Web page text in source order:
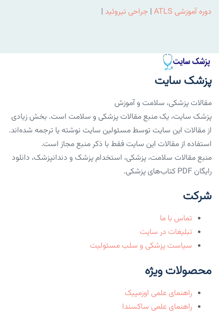
دوره آموزشی ATLS | جراحی تیروئید |
پزشک سایت
مقالات پزشکی، سلامت و آموزش
پزشک سایت، یک منبع مقالات پزشکی و سلامت است. بخش زیادی
از مقالات این سایت توسط مسئولین سایت نوشته یا ترجمه شده‌اند.
استفاده از مقالات این سایت فقط با ذکر منبع مجاز است.
منبع مقالات سلامت، پزشکی، استخدام پزشک و دندانپزشک، دانلود
رایگان PDF کتاب‌های پزشکی.
شرکت
تماس با ما
تبلیغات در سایت
سیاست پزشکی و سلب مسئولیت
محصولات ویژه
راهنمای علمی اوزمپیک
راهنمای علمی ساکسندا